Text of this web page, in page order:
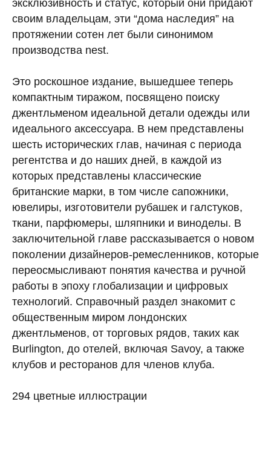
эксклюзивность и статус, который они придают
своим владельцам, эти “дома наследия” на
протяжении сотен лет были синонимом
производства nest.
Это роскошное издание, вышедшее теперь
компактным тиражом, посвящено поиску
джентльменом идеальной детали одежды или
идеального аксессуара. В нем представлены
шесть исторических глав, начиная с периода
регентства и до наших дней, в каждой из
которых представлены классические
британские марки, в том числе сапожники,
ювелиры, изготовители рубашек и галстуков,
ткани, парфюмеры, шляпники и виноделы. В
заключительной главе рассказывается о новом
поколении дизайнеров-ремесленников, которые
переосмысливают понятия качества и ручной
работы в эпоху глобализации и цифровых
технологий. Справочный раздел знакомит с
общественным миром лондонских
джентльменов, от торговых рядов, таких как
Burlington, до отелей, включая Savoy, а также
клубов и ресторанов для членов клуба.
294 цветные иллюстрации